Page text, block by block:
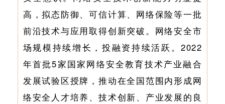
高，拟态防御、可信计算、网络保险等一批
前沿技术与应用取得创新突破。网络安全市
场规模持续增长，投融资持续活跃。2022
年首批5家国家网络安全教育技术产业融合
发展试验区授牌，推动在全国范围内形成网
络安全人才培养、技术创新、产业发展的良